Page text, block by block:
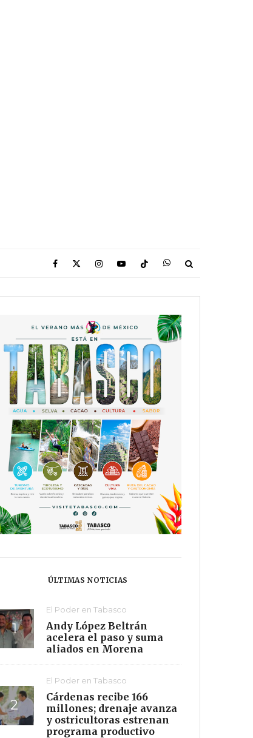
ÚLTIMAS NOTICIAS
El Poder en Tabasco
Andy López Beltrán
acelera el paso y suma
aliados en Morena
El Poder en Tabasco
Cárdenas recibe 166
millones; drenaje avanza
y ostricultoras estrenan
programa productivo